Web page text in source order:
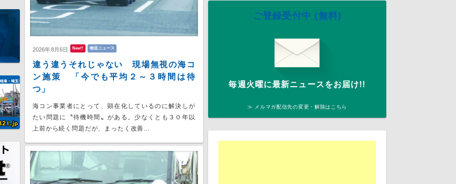
2026年8月6日 New!! 物流ニュース
違う違うそれじゃない 現場無視の海コ
ン施策 「今でも平均２～３時間は待
つ」
海コン事業者にとって、顕在化しているのに解決しが
たい問題に〝待機時間〟がある。少なくとも３０年以
上前から続く問題だが、まったく改善...
ご登録受付中 (無料)
毎週火曜に最新ニュースをお届け!!
≫ メルマガ配信先の変更・解除はこちら